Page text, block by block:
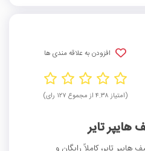
افزودن به علاقه مندی ها
(امتیاز ۴.۳۸ از مجموع ۱۲۷ رای)
هایپر تایر